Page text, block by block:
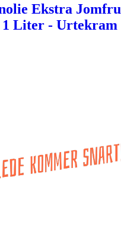
Ekstra Jomfru
1 Liter - Urtekram